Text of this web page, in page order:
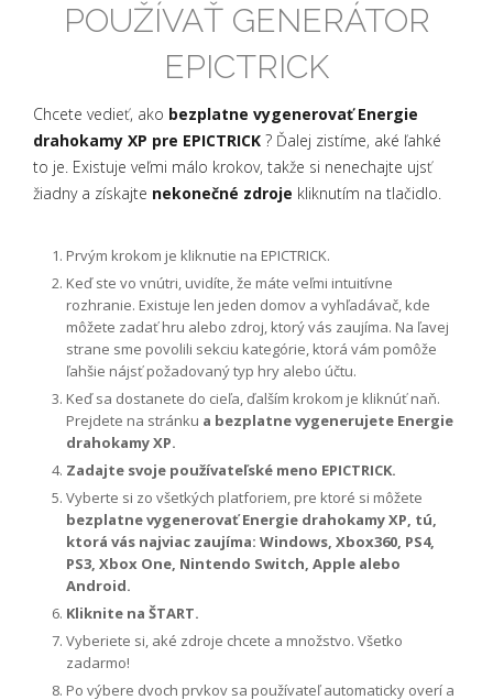
POUŽÍVAŤ GENERÁTOR
EPICTRICK
Chcete vedieť, ako bezplatne vygenerovať Energie
drahokamy XP pre EPICTRICK ? Ďalej zistíme, aké ľahké
to je. Existuje veľmi málo krokov, takže si nenechajte ujsť
žiadny a získajte nekonečné zdroje kliknutím na tlačidlo.
Prvým krokom je kliknutie na EPICTRICK.
Keď ste vo vnútri, uvidíte, že máte veľmi intuitívne
rozhranie. Existuje len jeden domov a vyhľadávač, kde
môžete zadať hru alebo zdroj, ktorý vás zaujíma. Na ľavej
strane sme povolili sekciu kategórie, ktorá vám pomôže
ľahšie nájsť požadovaný typ hry alebo účtu.
Keď sa dostanete do cieľa, ďalším krokom je kliknúť naň.
Prejdete na stránku a bezplatne vygenerujete Energie
drahokamy XP.
Zadajte svoje používateľské meno EPICTRICK.
Vyberte si zo všetkých platforiem, pre ktoré si môžete
bezplatne vygenerovať Energie drahokamy XP, tú,
ktorá vás najviac zaujíma: Windows, Xbox360, PS4,
PS3, Xbox One, Nintendo Switch, Apple alebo
Android.
Kliknite na ŠTART.
Vyberiete si, aké zdroje chcete a množstvo. Všetko
zadarmo!
Po výbere dvoch prvkov sa používateľ automaticky overí a